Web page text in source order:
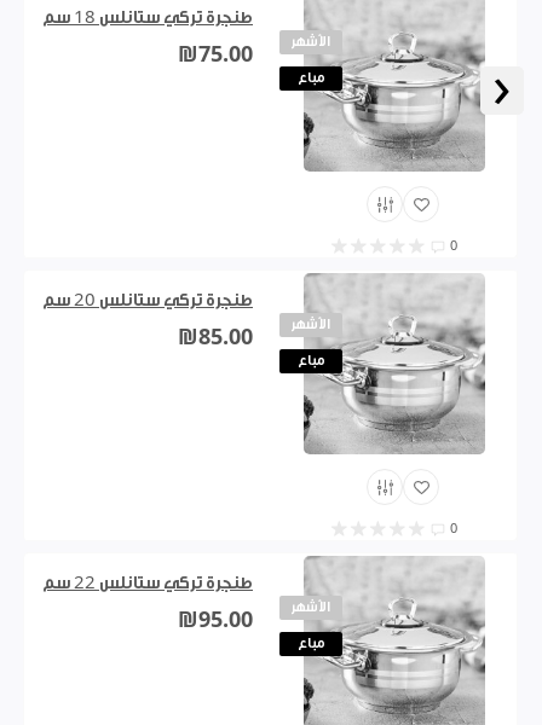
‹
الأشهر
مباع
0
طنجرة تركي ستانلس 18 سم
₪75.00
الأشهر
مباع
0
طنجرة تركي ستانلس 20 سم
₪85.00
الأشهر
مباع
طنجرة تركي ستانلس 22 سم
₪95.00